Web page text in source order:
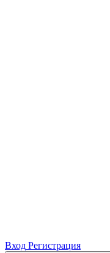
Вход Регистрация